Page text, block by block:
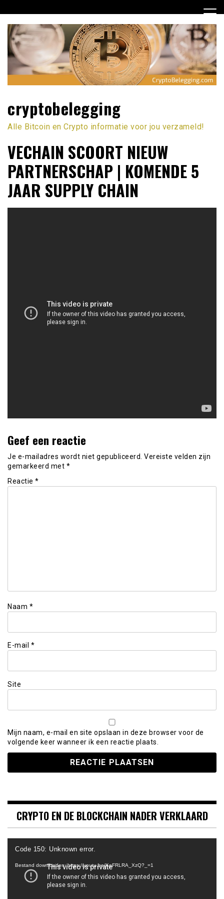
naar
inhoud
cryptobelegging
Alle Bitcoin en Crypto informatie voor jou verzameld!
VECHAIN SCOORT NIEUW
PARTNERSCHAP | KOMENDE 5
JAAR SUPPLY CHAIN
Geef een reactie
Je e-mailadres wordt niet gepubliceerd. Vereiste velden zijn
gemarkeerd met *
Reactie *
Naam *
E-mail *
Site
Mijn naam, e-mail en site opslaan in deze browser voor de
volgende keer wanneer ik een reactie plaats.
CRYPTO EN DE BLOCKCHAIN NADER VERKLAARD
Videospeler
Code 150: Unknown error.
Bestand downloaden: https://youtu.be/KeFRLRA_XzQ?_=1